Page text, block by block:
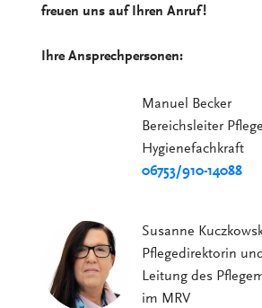
freuen uns auf Ihren Anruf!
Ihre Ansprechpersonen:
Manuel Becker
Bereichsleiter
Hygienefachkraft
06753/910-14088
Susanne
Pflegedirektorin
Leitung des
im MRV